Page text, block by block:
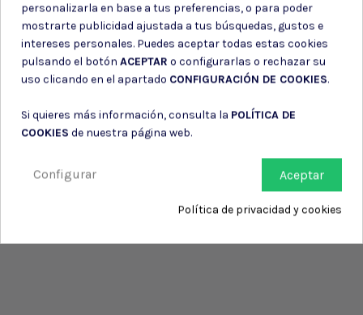
personalizarla en base a tus preferencias, o para poder
mostrarte publicidad ajustada a tus búsquedas, gustos e
intereses personales. Puedes aceptar todas estas cookies
pulsando el botón ACEPTAR o configurarlas o rechazar su
uso clicando en el apartado CONFIGURACIÓN DE COOKIES.
Si quieres más información, consulta la POLÍTICA DE
COOKIES de nuestra página web.
Aceptar
Configurar
Política de privacidad y cookies